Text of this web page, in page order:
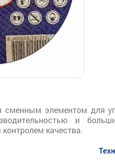
сменным элементом для
и
качества.